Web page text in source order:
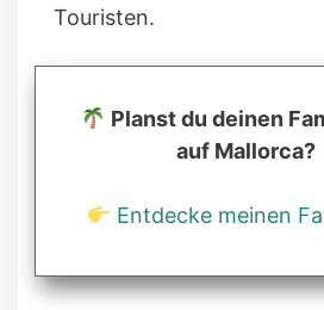
Touristen.
Planst du deinen
auf Mallorca?
Entdecke meinen